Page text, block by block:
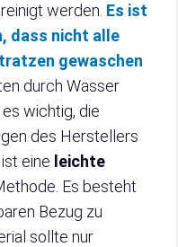
werden. Es ist
dass nicht alle
gewaschen
durch Wasser
wichtig, die
des Herstellers
eine leichte
Es besteht
Bezug zu
sollte nur